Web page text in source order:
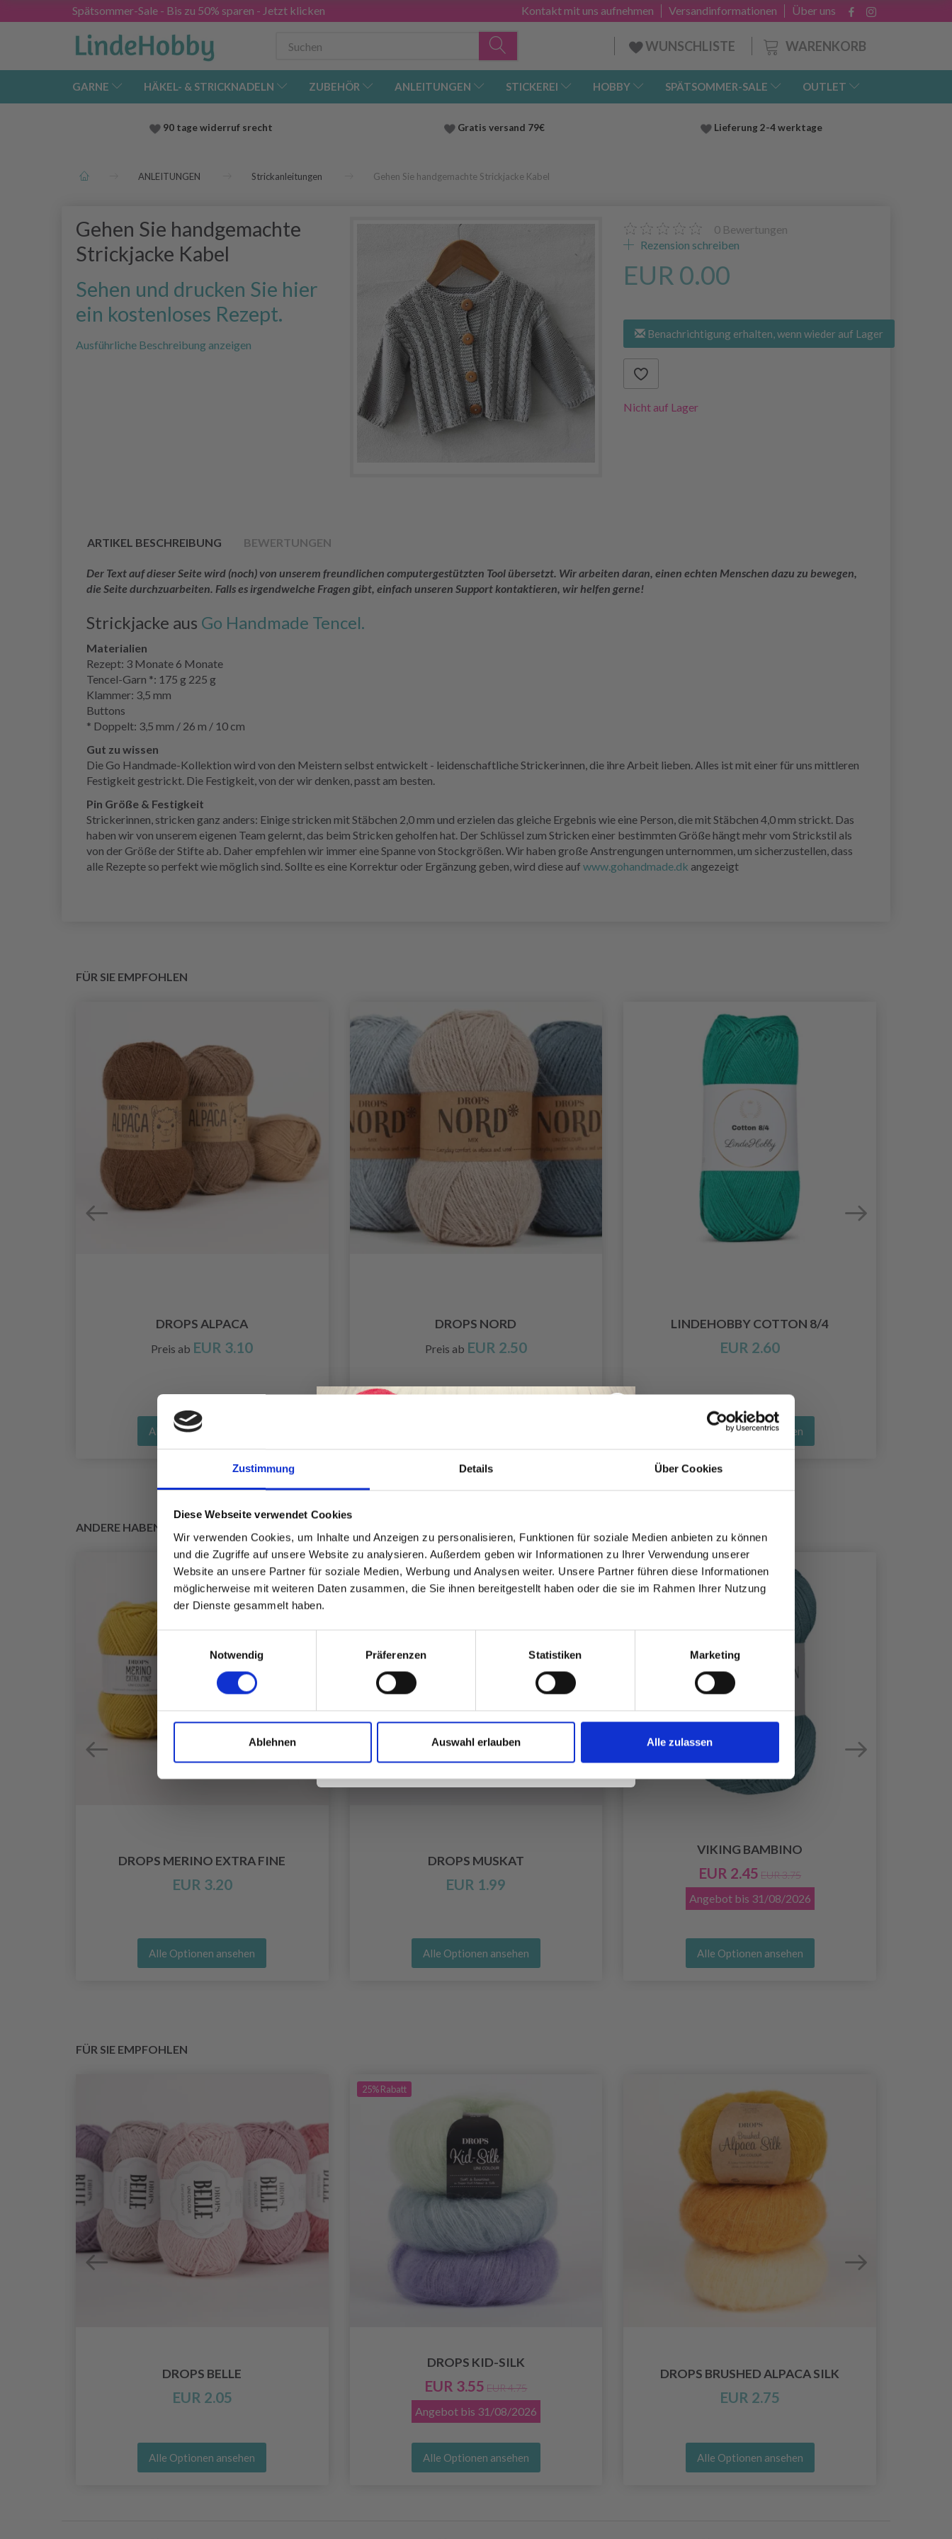
Zustimmung Details Über Cookies
Diese Webseite verwendet Cookies
Wir verwenden Cookies, um Inhalte und Anzeigen zu personalisieren, Funktionen für soziale Medien anbieten zu können
und die Zugriffe auf unsere Website zu analysieren. Außerdem geben wir Informationen zu Ihrer Verwendung unserer
Website an unsere Partner für soziale Medien, Werbung und Analysen weiter. Unsere Partner führen diese Informationen
möglicherweise mit weiteren Daten zusammen, die Sie ihnen bereitgestellt haben oder die sie im Rahmen Ihrer Nutzung
der Dienste gesammelt haben.
Notwendig
Präferenzen Statistiken Marketing
Ablehnen Auswahl erlauben Alle zulassen
Spätsommer-Sale - Bis zu 50% sparen - Jetzt klicken Über uns
Versandinformationen
Kontakt mit uns aufnehmen
WARENKORB
WUNSCHLISTE
GARNE HÄKEL- & STRICKNADELN ZUBEHÖR ANLEITUNGEN STICKEREI HOBBY SPÄTSOMMER-SALE OUTLET
90 tage widerruf srecht Gratis versand 79€ Lieferung 2-4 werktage
ANLEITUNGEN Strickanleitungen Gehen Sie handgemachte Strickjacke Kabel
Gehen Sie handgemachte
Strickjacke Kabel
Sehen und drucken Sie hier
ein kostenloses Rezept.
Ausführliche Beschreibung anzeigen
0 Bewertungen
Rezension schreiben
EUR 0.00
Benachrichtigung erhalten, wenn wieder auf Lager
Nicht auf Lager
ARTIKEL BESCHREIBUNG BEWERTUNGEN
Der Text auf dieser Seite wird (noch) von unserem freundlichen computergestützten Tool übersetzt. Wir arbeiten daran, einen echten Menschen dazu zu bewegen,
die Seite durchzuarbeiten. Falls es irgendwelche Fragen gibt, einfach unseren Support kontaktieren, wir helfen gerne!
Strickjacke aus Go Handmade Tencel.
Materialien
Rezept: 3 Monate 6 Monate
Tencel-Garn *: 175 g 225 g
Klammer: 3,5 mm
Buttons
* Doppelt: 3,5 mm / 26 m / 10 cm
Gut zu wissen
Die Go Handmade-Kollektion wird von den Meistern selbst entwickelt - leidenschaftliche Strickerinnen, die ihre Arbeit lieben. Alles ist mit einer für uns mittleren
Festigkeit gestrickt. Die Festigkeit, von der wir denken, passt am besten.
Pin Größe & Festigkeit
Strickerinnen, stricken ganz anders: Einige stricken mit Stäbchen 2,0 mm und erzielen das gleiche Ergebnis wie eine Person, die mit Stäbchen 4,0 mm strickt. Das
haben wir von unserem eigenen Team gelernt, das beim Stricken geholfen hat. Der Schlüssel zum Stricken einer bestimmten Größe hängt mehr vom Strickstil als
von der Größe der Stifte ab. Daher empfehlen wir immer eine Spanne von Stockgrößen. Wir haben große Anstrengungen unternommen, um sicherzustellen, dass
alle Rezepte so perfekt wie möglich sind. Sollte es eine Korrektur oder Ergänzung geben, wird diese auf www.gohandmade.dk angezeigt
FÜR SIE EMPFOHLEN
DROPS ALPACA
Preis ab EUR 3.10
Alle Optionen ansehen
DROPS NORD
Preis ab EUR 2.50
LINDEHOBBY COTTON 8/4
EUR 2.60
Alle Optionen ansehen
ANDERE HABEN SICH AUCH ANGESEHEN
DROPS MERINO EXTRA FINE
EUR 3.20
Alle Optionen ansehen
DROPS MUSKAT
EUR 1.99
Alle Optionen ansehen
35%Rabatt
VIKING BAMBINO
EUR 2.45 EUR 3.75
Angebot bis 31/08/2026
Alle Optionen ansehen
FÜR SIE EMPFOHLEN
DROPS BELLE
EUR 2.05
Alle Optionen ansehen
25%Rabatt
DROPS KID-SILK
EUR 3.55 EUR 4.75
Angebot bis 31/08/2026
Alle Optionen ansehen
DROPS BRUSHED ALPACA SILK
EUR 2.75
Alle Optionen ansehen
Werde ein Teil unserer Garn-Community
und erhalte exklusiven Zugang zu
inspirierenden Strickmustern und
Nein, danke